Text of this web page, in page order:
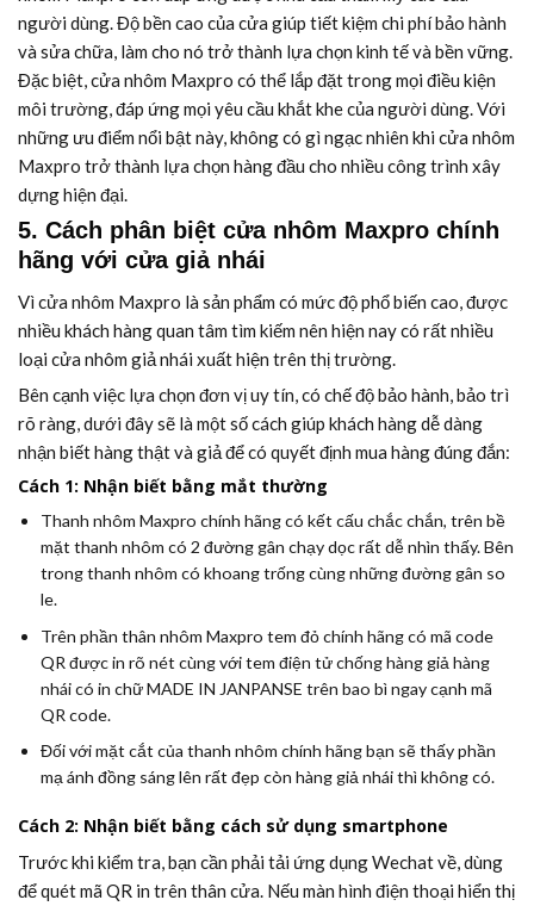
người dùng. Độ bền cao của cửa giúp tiết kiệm chi phí bảo hành
và sửa chữa, làm cho nó trở thành lựa chọn kinh tế và bền vững.
Đặc biệt, cửa nhôm Maxpro có thể lắp đặt trong mọi điều kiện
môi trường, đáp ứng mọi yêu cầu khắt khe của người dùng. Với
những ưu điểm nổi bật này, không có gì ngạc nhiên khi cửa nhôm
Maxpro trở thành lựa chọn hàng đầu cho nhiều công trình xây
dựng hiện đại.
5. Cách phân biệt cửa nhôm Maxpro chính
hãng với cửa giả nhái
Vì cửa nhôm Maxpro là sản phẩm có mức độ phổ biến cao, được
nhiều khách hàng quan tâm tìm kiếm nên hiện nay có rất nhiều
loại cửa nhôm giả nhái xuất hiện trên thị trường.
Bên cạnh việc lựa chọn đơn vị uy tín, có chế độ bảo hành, bảo trì
rõ ràng, dưới đây sẽ là một số cách giúp khách hàng dễ dàng
nhận biết hàng thật và giả để có quyết định mua hàng đúng đắn:
Cách 1: Nhận biết bằng mắt thường
Thanh nhôm Maxpro chính hãng có kết cấu chắc chắn, trên bề
mặt thanh nhôm có 2 đường gân chạy dọc rất dễ nhìn thấy. Bên
trong thanh nhôm có khoang trống cùng những đường gân so
le.
Trên phần thân nhôm Maxpro tem đỏ chính hãng có mã code
QR được in rõ nét cùng với tem điện tử chống hàng giả hàng
nhái có in chữMADE IN JANPANSE trên bao bì ngay cạnh mã
QR code.
Đối với mặt cắt của thanh nhôm chính hãng bạn sẽ thấy phần
mạ ánh đồng sáng lên rất đẹp còn hàng giả nhái thì không có.
Cách 2: Nhận biết bằng cách sử dụng smartphone
Trước khi kiểm tra, bạn cần phải tải ứng dụng Wechat về, dùng
để quét mã QR in trên thân cửa. Nếu màn hình điện thoại hiển thị